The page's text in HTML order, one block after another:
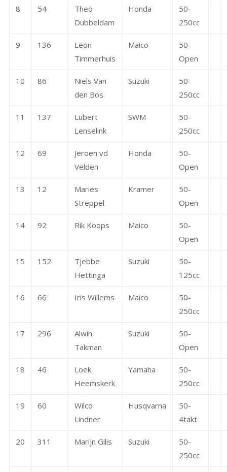
8 54
Theo
Dubbeldam
Honda
50-
250cc
9 136
Leon
Timmerhuis
Maico
50-
Open
10 86
Niels Van
den Bos
Suzuki
50-
250cc
11 137
Lubert
Lenselink
SWM
50-
250cc
12 69
Jeroen vd
Velden
Honda
50-
Open
13 12
Maries
Streppel
Kramer
50-
Open
14 92 Rik Koops Maico
50-
Open
15 152
Tjebbe
Hettinga
Suzuki
50-
125cc
16 66 Iris Willems Maico
50-
250cc
17 296
Alwin
Takman
Suzuki
50-
Open
18 46
Loek
Heemskerk
Yamaha
50-
250cc
19 60
Wilco
Lindner
Husqvarna
50-
4takt
20 311 Marijn Gilis Suzuki
50-
250cc